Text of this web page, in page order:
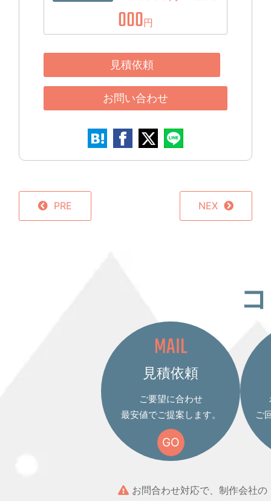
000円
見積依頼
お問い合わせ
PRE NEX
MAIL
見積依頼
ご要望に合わせ
最安値でご提案します。
GO
ご
お問合わせ対応で、制作会社の